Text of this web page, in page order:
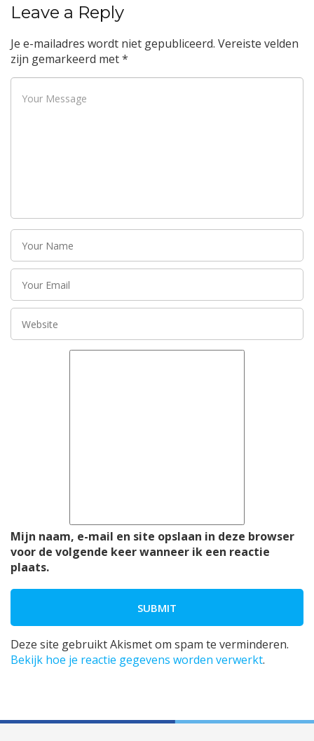
Leave a Reply
Je e-mailadres wordt niet gepubliceerd. Vereiste velden
zijn gemarkeerd met*
Mijn naam, e-mail en site opslaan in deze browser
voor de volgende keer wanneer ik een reactie
plaats.
Deze site gebruikt Akismet om spam te verminderen.
Bekijk hoe je reactie gegevens worden verwerkt.